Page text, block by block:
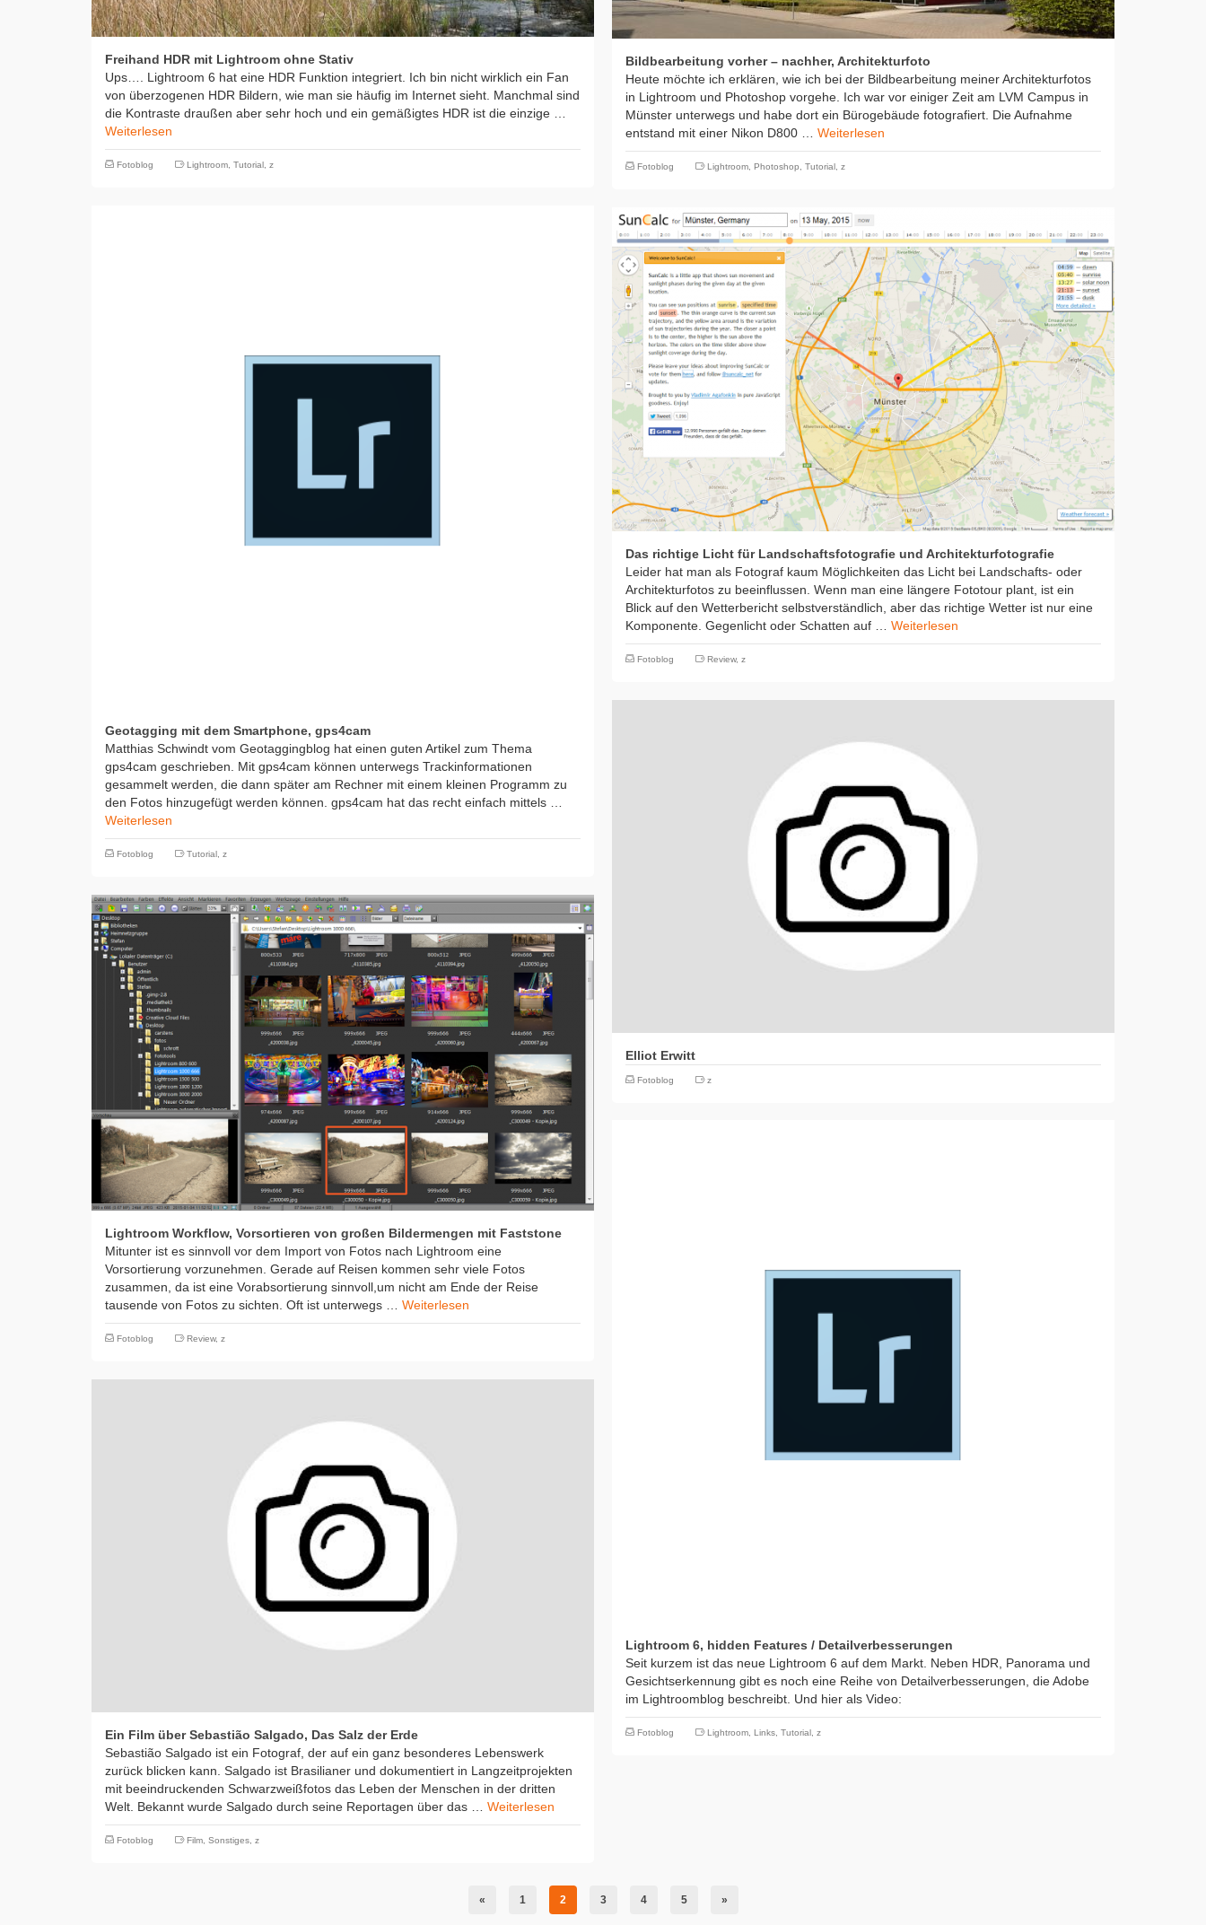
Freihand HDR mit Lightroom ohne Stativ
Ups…. Lightroom 6 hat eine HDR Funktion integriert. Ich bin nicht wirklich ein Fan
von überzogenen HDR Bildern, wie man sie häufig im Internet sieht. Manchmal sind
die Kontraste draußen aber sehr hoch und ein gemäßigtes HDR ist die einzige …
Weiterlesen
Fotoblog Lightroom Tutorial z
Bildbearbeitung vorher – nachher, Architekturfoto
Heute möchte ich erklären, wie ich bei der Bildbearbeitung meiner Architekturfotos
in Lightroom und Photoshop vorgehe. Ich war vor einiger Zeit am LVM Campus in
Münster unterwegs und habe dort ein Bürogebäude fotografiert. Die Aufnahme
entstand mit einer Nikon D800 … Weiterlesen
Fotoblog Lightroom Photoshop Tutorial z
Geotagging mit dem Smartphone, gps4cam
Matthias Schwindt vom Geotaggingblog hat einen guten Artikel zum Thema
gps4cam geschrieben. Mit gps4cam können unterwegs Trackinformationen
gesammelt werden, die dann später am Rechner mit einem kleinen Programm zu
den Fotos hinzugefügt werden können. gps4cam hat das recht einfach mittels …
Weiterlesen
Fotoblog Tutorial z
Das richtige Licht für Landschaftsfotografie und Architekturfotografie
Leider hat man als Fotograf kaum Möglichkeiten das Licht bei Landschafts- oder
Architekturfotos zu beeinflussen. Wenn man eine längere Fototour plant, ist ein
Blick auf den Wetterbericht selbstverständlich, aber das richtige Wetter ist nur eine
Komponente. Gegenlicht oder Schatten auf … Weiterlesen
Fotoblog Review, z
Elliot Erwitt
Fotoblog z
Lightroom Workflow, Vorsortieren von großen Bildermengen mit Faststone
Mitunter ist es sinnvoll vor dem Import von Fotos nach Lightroom eine
Vorsortierung vorzunehmen. Gerade auf Reisen kommen sehr viele Fotos
zusammen, da ist eine Vorabsortierung sinnvoll,um nicht am Ende der Reise
tausende von Fotos zu sichten. Oft ist unterwegs … Weiterlesen
Fotoblog Review, z
Lightroom 6, hidden Features / Detailverbesserungen
Seit kurzem ist das neue Lightroom 6 auf dem Markt. Neben HDR, Panorama und
Gesichtserkennung gibt es noch eine Reihe von Detailverbesserungen, die Adobe
im Lightroomblog beschreibt. Und hier als Video:
Fotoblog Lightroom Links Tutorial z
Ein Film über Sebastião Salgado, Das Salz der Erde
Sebastião Salgado ist ein Fotograf, der auf ein ganz besonderes Lebenswerk
zurück blicken kann. Salgado ist Brasilianer und dokumentiert in Langzeitprojekten
mit beeindruckenden Schwarzweißfotos das Leben der Menschen in der dritten
Welt. Bekannt wurde Salgado durch seine Reportagen über das … Weiterlesen
Fotoblog Film Sonstiges z
« 1 2 3 4 5 »